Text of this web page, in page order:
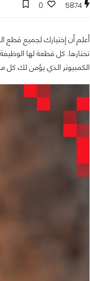
5874
0
أعلم أن إختيارك لجميع قطع
تختارها. كل قطعة لها
الكمبيوتر الذي يؤمن لك كل